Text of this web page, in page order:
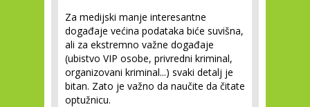
Za medijski manje interesantne
događaje većina podataka biće suvišna,
ali za ekstremno važne događaje
(ubistvo VIP osobe, privredni kriminal,
organizovani kriminal...) svaki detalj je
bitan. Zato je važno da naučite da čitate
optužnicu.